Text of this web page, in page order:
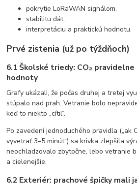
pokrytie LoRaWAN signálom,
stabilitu dát,
interpretáciu a praktickú hodnotu.
Prvé zistenia (už po týždňoch)
6.1 Školské triedy: CO₂
hodnoty
Grafy ukázali, že počas druhej a tretej
stúpalo nad prah. Vetranie bolo
keď to niekto „cítil“.
Po zavedení jednoduchého pravidla („ak
vyvetrať 3–5 minút“) sa krivka zlepšila
neochladzovalo zbytočne, lebo vetranie
a cielenejšie.
6.2 Exteriér: prachové špičky mali